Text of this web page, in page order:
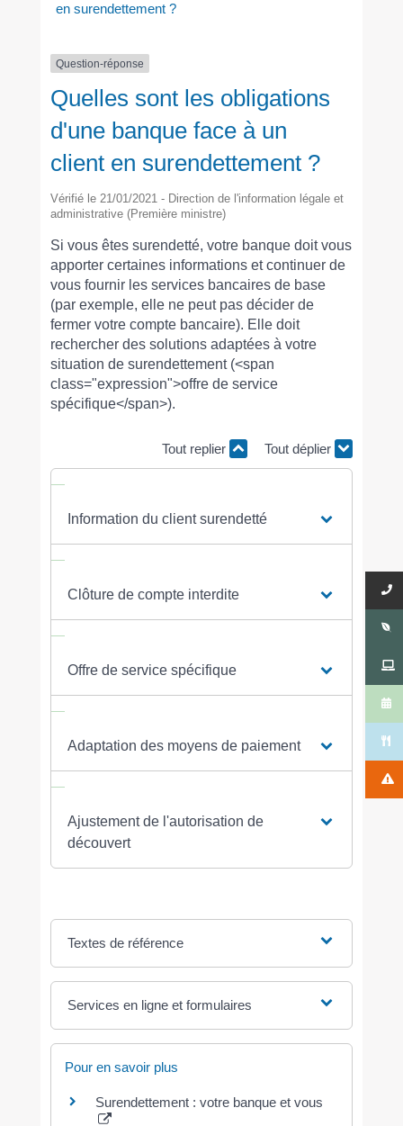
en surendettement ?
Question-réponse
Quelles sont les obligations
d'une banque face à un
client en surendettement ?
Vérifié le 21/01/2021 - Direction de l'information légale et
administrative (Première ministre)
Si vous êtes surendetté, votre banque doit vous
apporter certaines informations et continuer de
vous fournir les services bancaires de base
(par exemple, elle ne peut pas décider de
fermer votre compte bancaire). Elle doit
rechercher des solutions adaptées à votre
situation de surendettement (<span
class="expression">offre de service
spécifique</span>).
Tout replier Tout déplier
Information du client surendetté
Clôture de compte interdite
Offre de service spécifique
Adaptation des moyens de paiement
Ajustement de l'autorisation de
découvert
Textes de référence
Services en ligne et formulaires
Pour en savoir plus
Surendettement : votre banque et vous